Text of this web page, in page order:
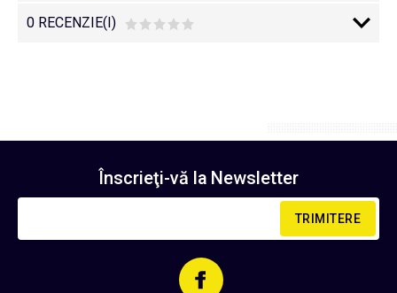
0 RECENZIE(I)
Înscrieţi-vă la Newsletter
TRIMITERE